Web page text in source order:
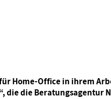
Home-Office in ihrem
die Beratungsagentur